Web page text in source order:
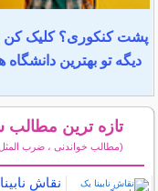
پشت کنکوری؟ کلیک کن
دیگه تو بهترین
تازه ترین
(مطالب خواندنی ، ضرب
نقاش